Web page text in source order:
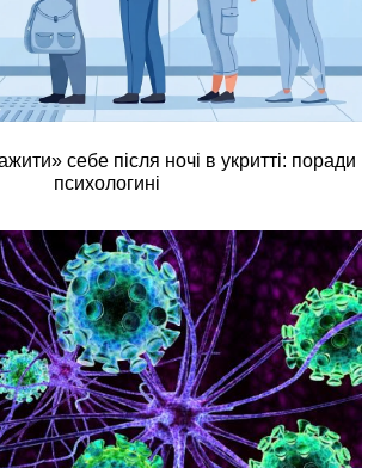
себе після ночі в укритті: поради
психологині